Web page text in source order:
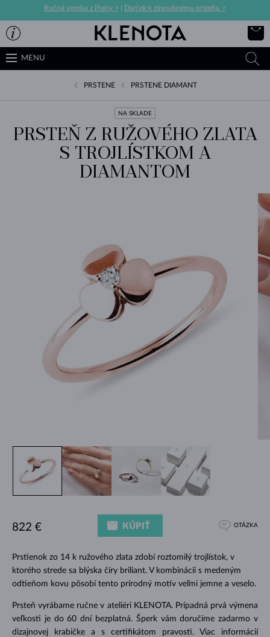
Ručná výroba z Prahy > Darček k zásnubnému prsteňu >
MENU
PRSTENE PRSTENE DIAMANT
NA SKLADE
PRSTEŇ Z RUŽOVÉHO ZLATA
S TROJLÍSTKOM A
DIAMANTOM
Prstienok zo 14 k ružového zlata zdobí roztomilý trojlístok, v
ktorého strede sa blýska číry briliant. V kombinácii s medeným
odtieňom kovu pôsobí tento prírodný motív veľmi jemne a veselo.
Prsteň vyrábame ručne v ateliéri KLENOTA. Prípadná prvá výmena
veľkosti je do 60 dní bezplatná. Šperk vám doručíme zadarmo v
dizajnovej krabičke a s certifikátom pravosti. Viac informácií
822 € KÚPIŤ OTÁZKA